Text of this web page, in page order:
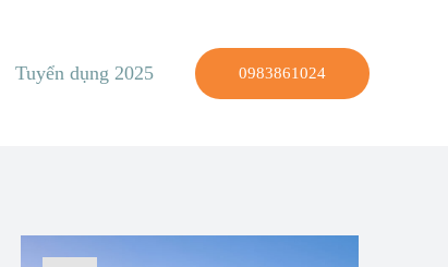
Tuyển dụng 2025 0983861024